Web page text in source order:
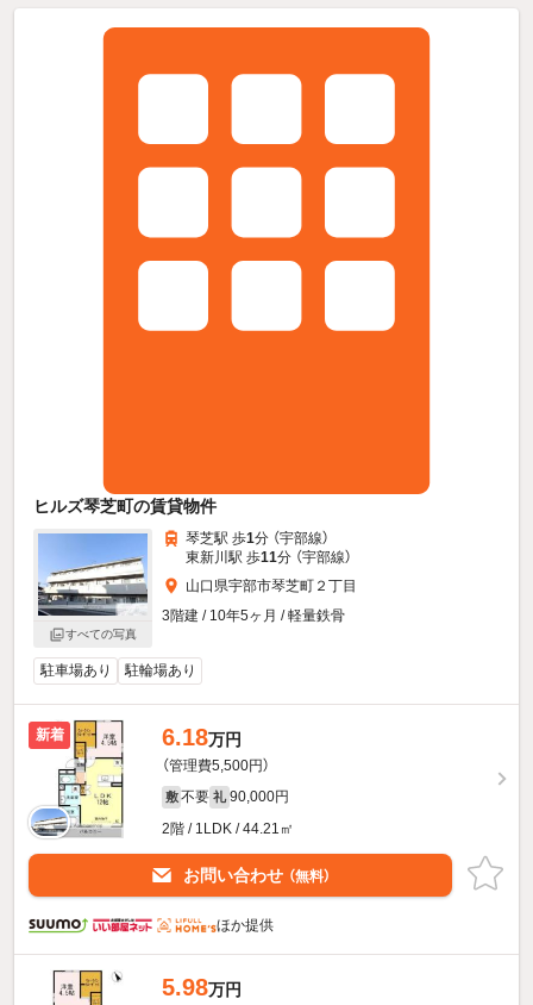
ヒルズ琴芝町の賃貸物件
すべての写真
琴芝駅 歩1分 （宇部線）
東新川駅 歩11分 （宇部線）
山口県宇部市琴芝町２丁目
3階建 / 10年5ヶ月 / 軽量鉄骨
駐車場あり 駐輪場あり
新着 6.18万円
（管理費5,500円）
敷 不要 礼 90,000円
2階 / 1LDK / 44.21㎡
お問い合わせ （無料）
ほか提供
5.98万円